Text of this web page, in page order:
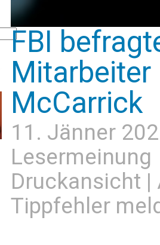
FBI
Mitarbeiter
McCarrick
11. Jänner
Lesermeinung
Druckansicht |
Tippfehler